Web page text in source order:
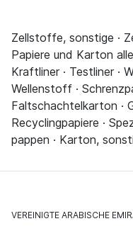
Zellstoffe, sonstige ·
Papiere und Karton
Kraftliner · Testliner ·
Wellenstoff ·
Faltschachtelkarton ·
Recyclingpapiere ·
pappen · Karton,
VEREINIGTE ARABISCHE